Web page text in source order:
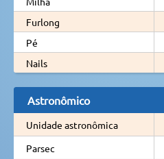
Furlong
Pé
Nails
Astronômico
Unidade astronômica
Parsec